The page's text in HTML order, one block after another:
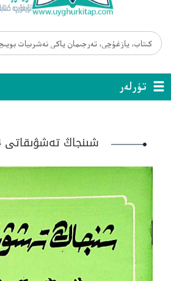
تۈرلەر
شىنجاڭ تەشۋىقاتى 4-1992